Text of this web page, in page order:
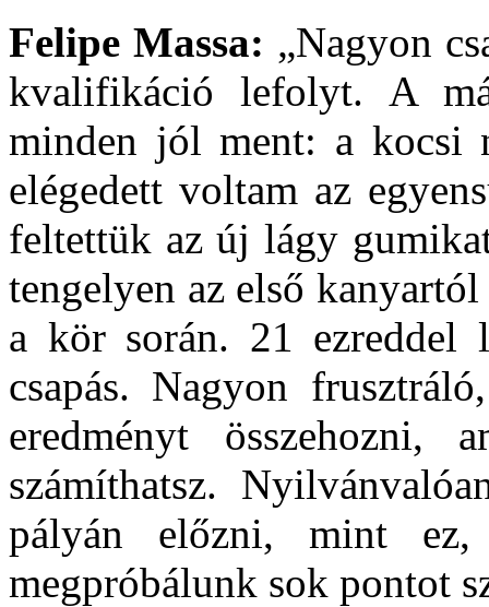
Felipe Massa: „Nagyon
kvalifikáció lefolyt. A
minden jól ment: a kocsi
elégedett voltam az
feltettük az új lágy
tengelyen az első
a kör során. 21
csapás. Nagyon
eredményt
számíthatsz.
pályán előzni, mint
megpróbálunk sok pontot